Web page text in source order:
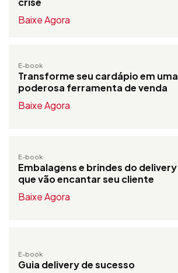
Baixe Agora
E-book
Transforme seu cardápio em uma
poderosa ferramenta de venda
Baixe Agora
E-book
Embalagens e brindes do delivery
que vão encantar seu cliente
Baixe Agora
E-book
Guia delivery de sucesso